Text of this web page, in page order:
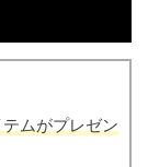
ムがプレゼン